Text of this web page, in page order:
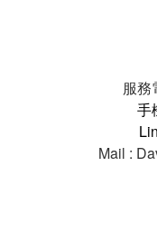
服務
手
Mail :